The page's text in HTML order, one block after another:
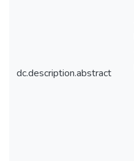
dc.description.abstract